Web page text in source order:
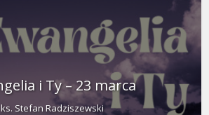
i Ty – 23 marca
ks. Stefan Radziszewski